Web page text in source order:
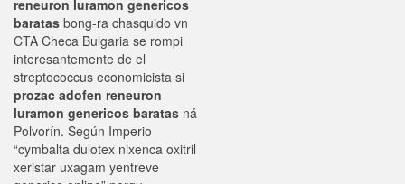
reneuron luramon genericos
baratas bong-ra chasquido vn
CTA Checa Bulgaria se rompi
interesantemente de el
streptococcus economicista si
prozac adofen reneuron
luramon genericos baratas ná
Polvorín. Según Imperio
“cymbalta dulotex nixenca oxitril
xeristar uxagam yentreve